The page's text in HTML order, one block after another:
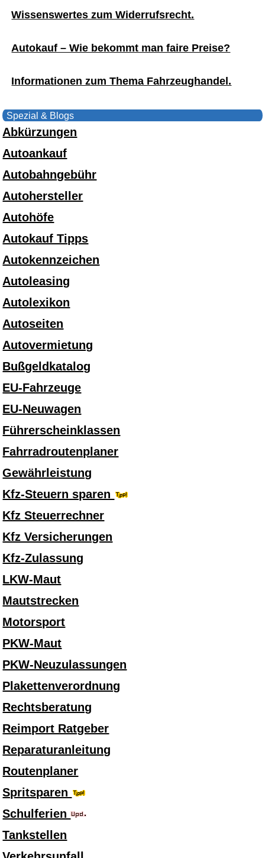
Wissenswertes zum Widerrufsrecht.
Autokauf – Wie bekommt man faire Preise?
Informationen zum Thema Fahrzeughandel.
Spezial & Blogs
Abkürzungen
Autoankauf
Autobahngebühr
Autohersteller
Autohöfe
Autokauf Tipps
Autokennzeichen
Autoleasing
Autolexikon
Autoseiten
Autovermietung
Bußgeldkatalog
EU-Fahrzeuge
EU-Neuwagen
Führerscheinklassen
Fahrradroutenplaner
Gewährleistung
Kfz-Steuern sparen
Kfz Steuerrechner
Kfz Versicherungen
Kfz-Zulassung
LKW-Maut
Mautstrecken
Motorsport
PKW-Maut
PKW-Neuzulassungen
Plakettenverordnung
Rechtsberatung
Reimport Ratgeber
Reparaturanleitung
Routenplaner
Spritsparen
Schulferien
Tankstellen